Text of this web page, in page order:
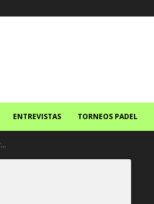
ENTREVISTAS TORNEOS PADEL